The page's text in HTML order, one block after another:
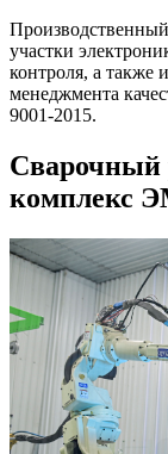
участки
контроля, а также
менеджмента
9001-2015.
Сварочный
комплекс